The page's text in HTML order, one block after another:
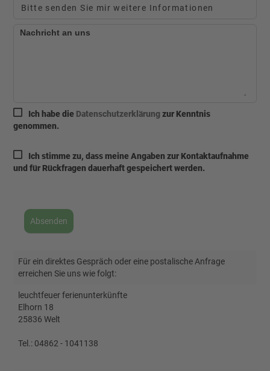
Nachricht an uns
Ich habe die Datenschutzerklärung zur Kenntnis
genommen.
Ich stimme zu, dass meine Angaben zur Kontaktaufnahme
und für Rückfragen dauerhaft gespeichert werden.
Absenden
Für ein direktes Gespräch oder eine postalische Anfrage
erreichen Sie uns wie folgt:
leuchtfeuer ferienunterkünfte
Elhorn 18
25836 Welt
Tel.: 04862 - 1041138